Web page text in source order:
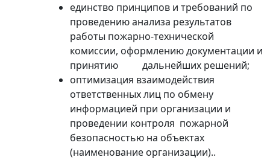
единство принципов и требований по
проведению анализа результатов
работы пожарно-технической
комиссии, оформлению документации и
принятию дальнейших решений;
оптимизация взаимодействия
ответственных лиц по обмену
информацией при организации и
проведении контроля пожарной
безопасностью на объектах
(наименование организации)..